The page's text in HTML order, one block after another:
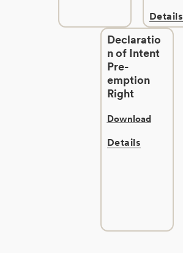
Details
Declaratio
n of Intent
Pre-
emption
Right
Download
Details